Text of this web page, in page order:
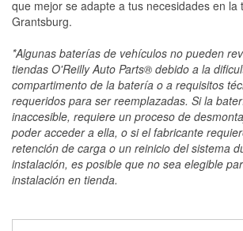
que mejor se adapte a tus necesidades en la
Grantsburg.
*Algunas baterías de vehículos no pueden
tiendas O'Reilly Auto Parts® debido a la
compartimento de la batería o a requisitos
requeridos para ser reemplazadas. Si la
inaccesible, requiere un proceso de
poder acceder a ella, o si el fabricante
retención de carga o un reinicio del sistema
instalación, es posible que no sea elegible
instalación en tienda.